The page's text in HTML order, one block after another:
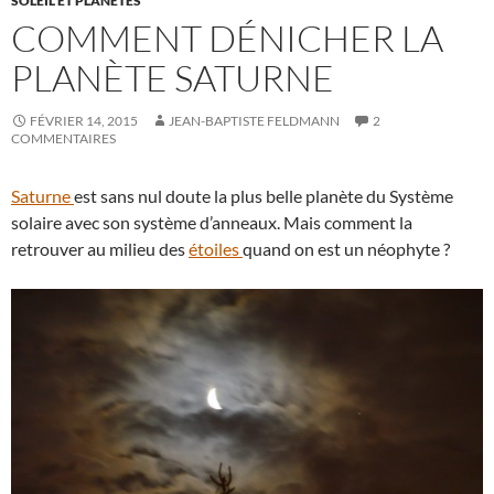
COMMENT DÉNICHER LA
PLANÈTE SATURNE
FÉVRIER 14, 2015 JEAN-BAPTISTE FELDMANN
2
COMMENTAIRES
Saturneest sans nul doute la plus belle planète du Système
solaire avec son système d’anneaux. Mais comment la
retrouver au milieu desétoilesquand on est un néophyte ?